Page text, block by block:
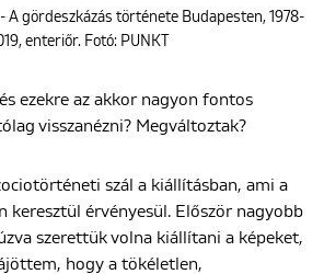
A gördeszkázás története Budapesten, 1978-
enteriőr. Fotó: PUNKT
ezekre az akkor nagyon fontos
visszanézni? Megváltoztak?
szál a kiállításban, ami a
keresztül érvényesül. Először nagyobb
szerettük volna kiállítani a képeket,
hogy a tökéletlen,